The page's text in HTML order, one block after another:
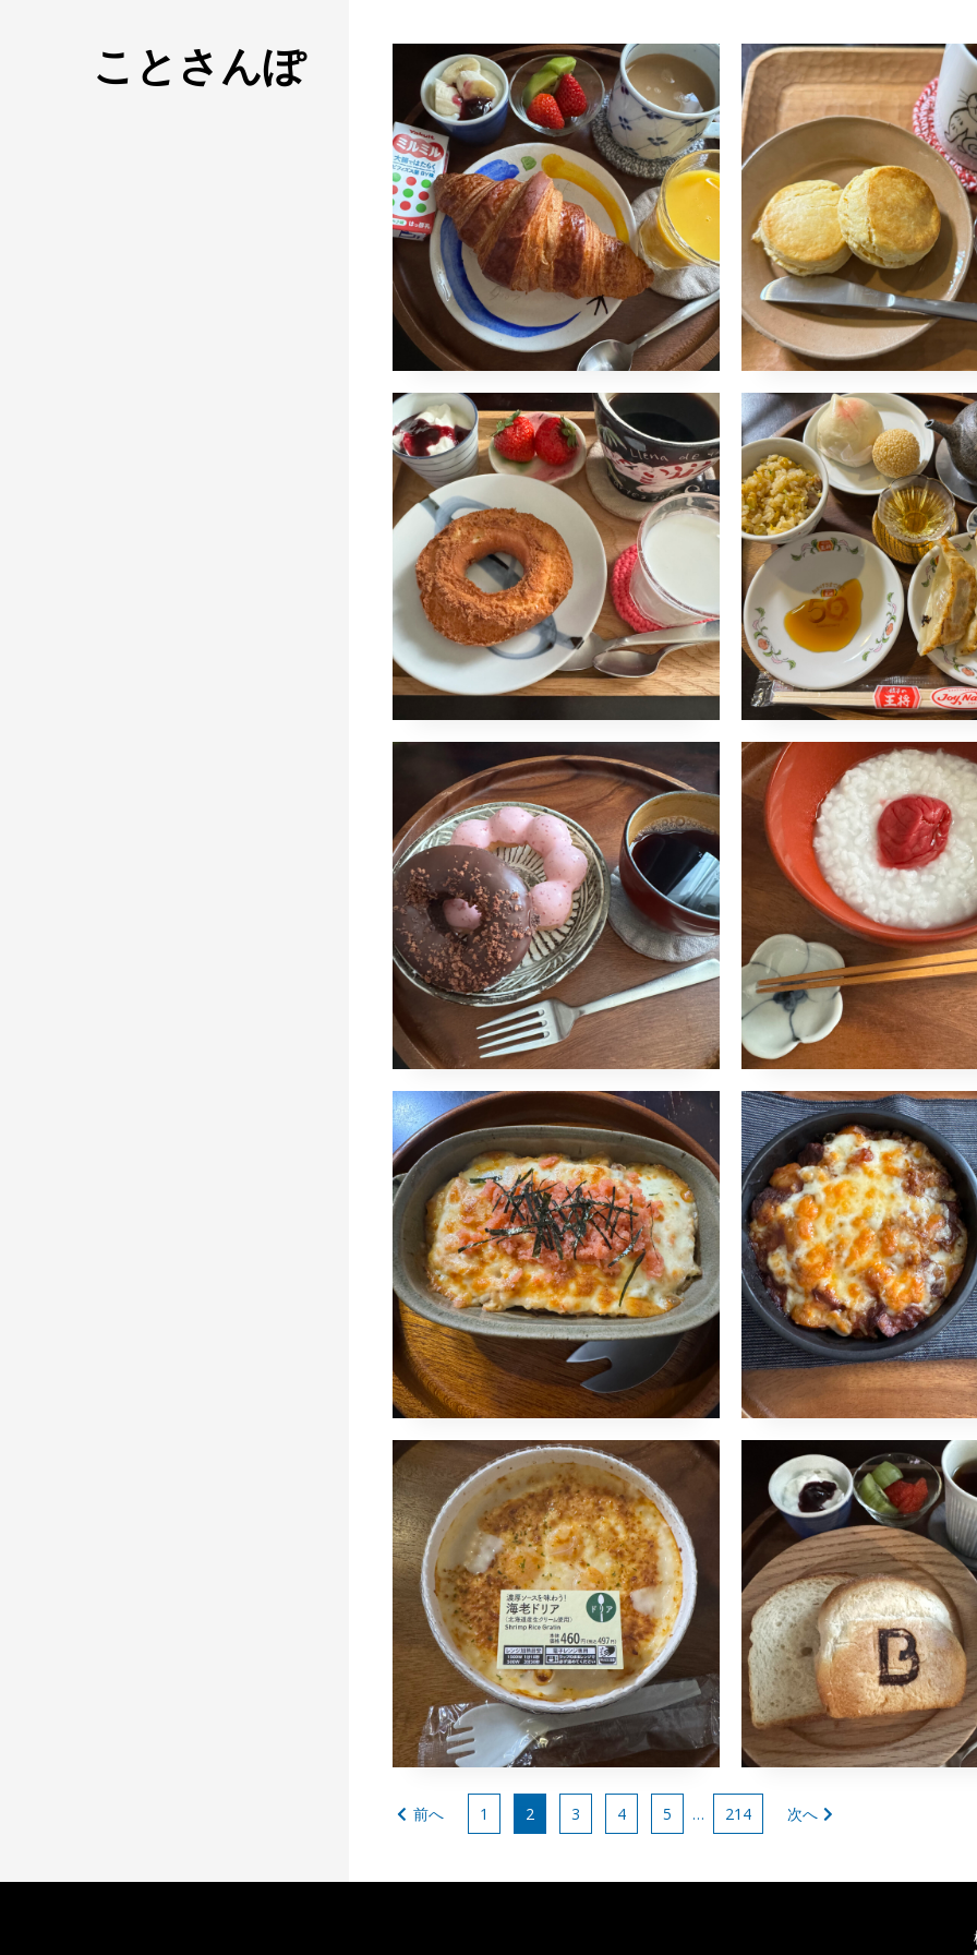
ことさんぽ
成城石井のクロワッサ
ン
2024年2月24日
naomi
朝食
吉岡萬理 吹き屋 梅山窯 皐月窯 西川
コメントはまだありません
プレーンスコー
2024年1月17日
naomi
未分類
柚木沙弥郎 石田誠
コメントはまだありません
ミスドのオールドファ
ッション
2024年1月17日
naomi
朝食
今井一美 吉岡萬理 柏木円 箱崎竜平
西川孝次
コメントはまだありません
王将の餃子
2024年1月16日
naomi
夕食
伊藤聡信 柏木円 角掛政志
コメントはまだありません
ミスドのポンデストロ
ベリー
2024年1月16日
naomi
昼食
小山乃文彦 福田敏雄
コメントはまだありません
おかゆ
2024年1月14日
naomi
夕食
林京子 赤木明登
コメントはまだありません
ポテトと明太子のグラ
タン
2024年1月13日
naomi
夕食
小林東洋
コメントはまだありません
ビーフシチュー
2024年1月12日
naomi
昼食
島るり子
コメントはまだありません
ローソンの海老ドリア
2024年1月9日
naomi
夕食
コメントはまだありません
ブロッドンの石
ちりトースト
2024年1月9日
naomi
朝食
吹き屋 梅山窯 砂田政美
藤雄士
コメントはまだありません
投
の
前へ 1 2 3 4 5 … 214 次へ